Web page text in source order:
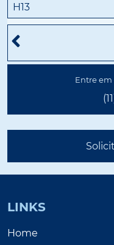
H13
Entre
LINKS
Home